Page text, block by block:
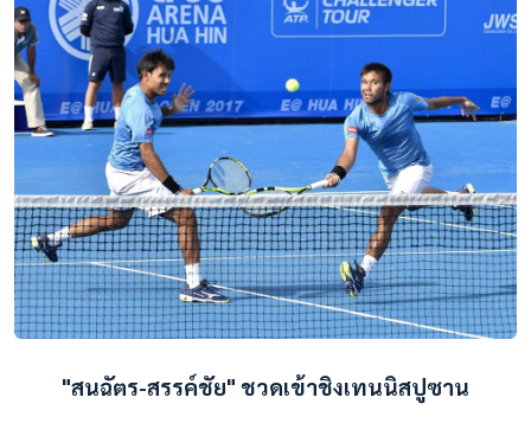
"สนฉัตร-สรรค์ชัย" ชวดเข้าชิงเทนนิสปูซาน